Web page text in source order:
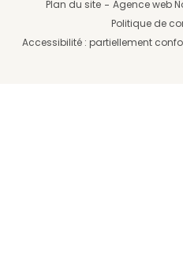
Plan du site Agence web
Politique de
Accessibilité : partiellement